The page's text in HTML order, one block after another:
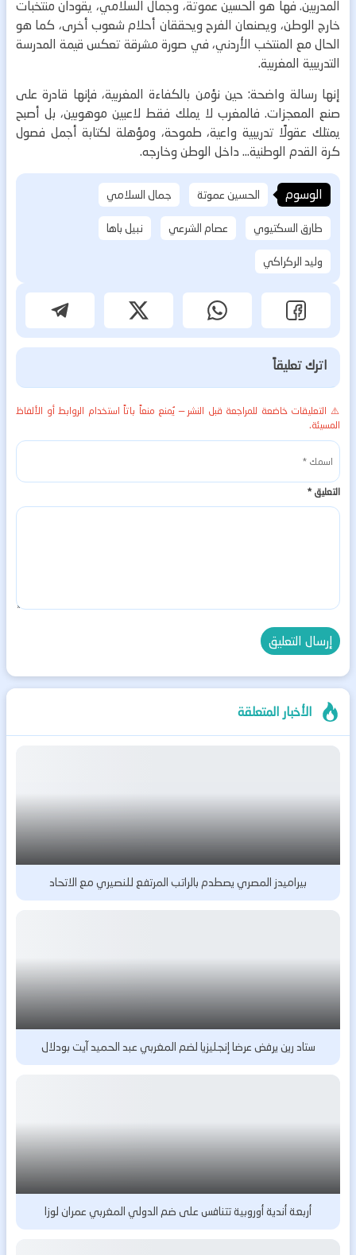
المدربين. فها هو الحسين عموتة، وجمال السلامي، يقودان منتخبات
خارج الوطن، ويصنعان الفرح ويحققان أحلام شعوب أخرى، كما هو
الحال مع المنتخب الأردني، في صورة مشرقة تعكس قيمة المدرسة
التدريبية المغربية.
إنها رسالة واضحة: حين نؤمن بالكفاءة المغربية، فإنها قادرة على
صنع المعجزات. فالمغرب لا يملك فقط لاعبين موهوبين، بل أصبح
يمتلك عقولًا تدريبية واعية، طموحة، ومؤهلة لكتابة أجمل فصول
كرة القدم الوطنية… داخل الوطن وخارجه.
الوسوم الحسين عموتة
جمال السلامي
طارق السكتيوي
عصام الشرعي
نبيل باها
وليد الركراكي
اترك تعليقاً
⚠️ التعليقات خاضعة للمراجعة قبل النشر — يُمنع منعاً باتاً استخدام الروابط أو الألفاظ
المسيئة.
التعليق*
الأخبار المتعلقة
بيراميدز المصري يصطدم بالراتب المرتفع للنصيري مع الاتحاد
ستاد رين يرفض عرضا إنجليزيا لضم المغربي عبد الحميد آيت بودلال
أربعة أندية أوروبية تتنافس على ضم الدولي المغربي عمران لوزا